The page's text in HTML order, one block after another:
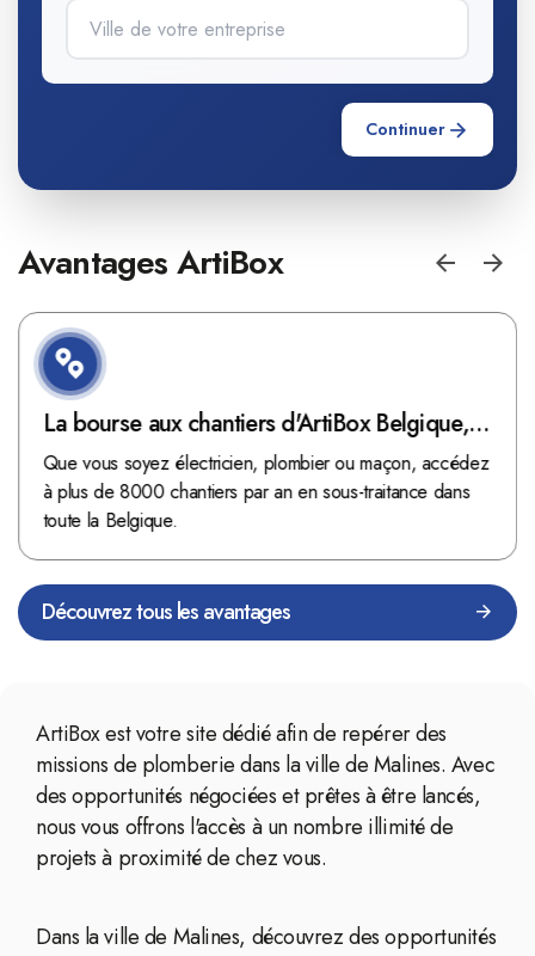
Continuer
Avantages ArtiBox
La bourse aux chantiers d'ArtiBox Belgique,
véritable mine d'or !
Que vous soyez électricien, plombier ou maçon, accédez
à plus de 8000 chantiers par an en sous-traitance dans
toute la Belgique.
Découvrez tous les avantages
ArtiBox est votre site dédié afin de repérer des
missions de plomberie dans la ville de Malines. Avec
des opportunités négociées et prêtes à être lancés,
nous vous offrons l'accès à un nombre illimité de
projets à proximité de chez vous.
Dans la ville de Malines, découvrez des opportunités